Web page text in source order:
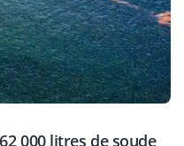
000 litres de soude